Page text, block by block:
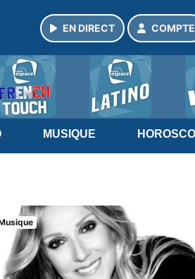
EN DIRECT COMPTE
MUSIQUE